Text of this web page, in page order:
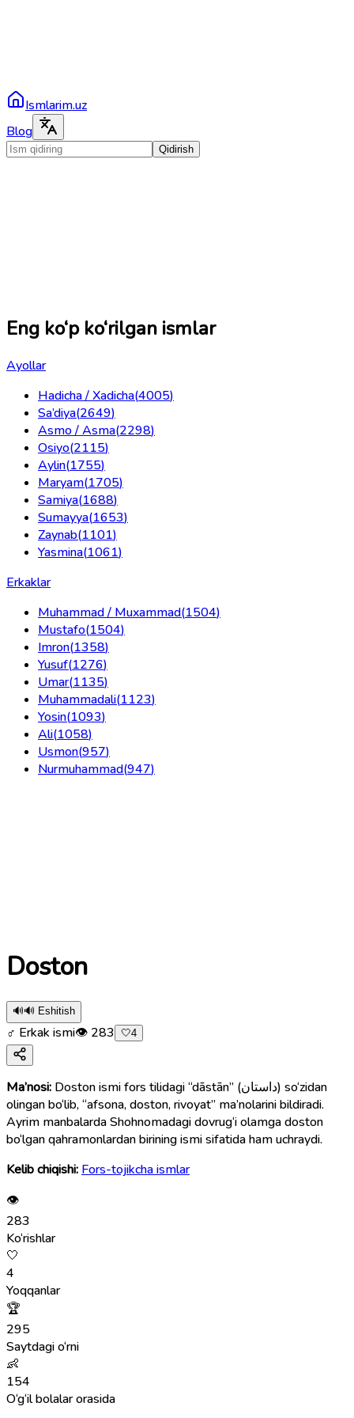
Ismlarim.uz
Blog
Qidirish
Eng ko‘p ko‘rilgan ismlar
Ayollar
Hadicha / Xadicha(4005)
Sa’diya(2649)
Asmo / Asma(2298)
Osiyo(2115)
Aylin(1755)
Maryam(1705)
Samiya(1688)
Sumayya(1653)
Zaynab(1101)
Yasmina(1061)
Erkaklar
Muhammad / Muxammad(1504)
Mustafo(1504)
Imron(1358)
Yusuf(1276)
Umar(1135)
Muhammadali(1123)
Yosin(1093)
Ali(1058)
Usmon(957)
Nurmuhammad(947)
Doston
🔊🔊 Eshitish
♂ Erkak ismi👁 283 🤍4
Ma’nosi: Doston ismi fors tilidagi “dāstān” (داستان) so‘zidan
olingan bo‘lib, “afsona, doston, rivoyat” ma’nolarini bildiradi.
Ayrim manbalarda Shohnomadagi dovrug‘i olamga doston
bo‘lgan qahramonlardan birining ismi sifatida ham uchraydi.
Kelib chiqishi: Fors-tojikcha ismlar
👁
283
Ko‘rishlar
🤍
4
Yoqqanlar
🏆
295
Saytdagi o‘rni
👶
154
O‘g‘il bolalar orasida